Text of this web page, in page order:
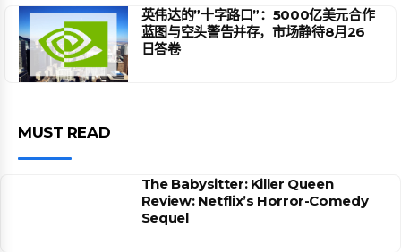
英伟达的”十字路口”：5000亿美元合作
蓝图与空头警告并存，市场静待8月26
日答卷
MUST READ
The Babysitter: Killer Queen
Review: Netflix’s Horror-Comedy
Sequel